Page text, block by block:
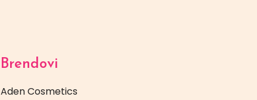
Brendovi
Aden Cosmetics